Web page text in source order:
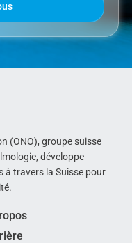
(ONO), groupe suisse
développe
à travers la Suisse pour